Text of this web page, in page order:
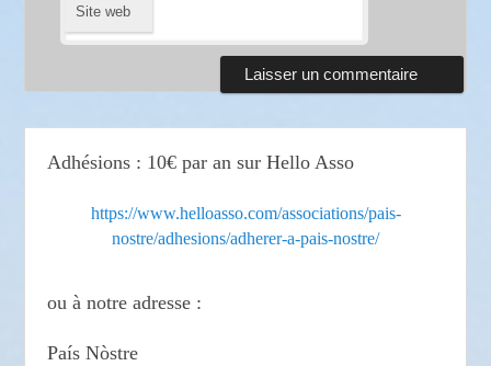
Site web
Adhésions : 10€ par an sur Hello Asso
https://www.helloasso.com/associations/pais-
nostre/adhesions/adherer-a-pais-nostre/
ou à notre adresse :
País Nòstre